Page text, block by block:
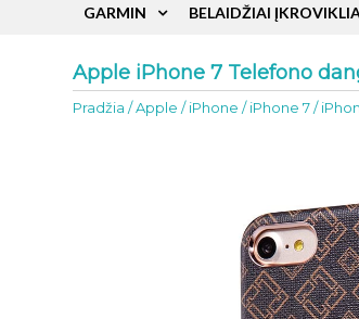
Apple iPhone 7 Telefono
Pradžia /Apple /iPhone /iPhone 7/
GARMIN BELAIDŽIAI